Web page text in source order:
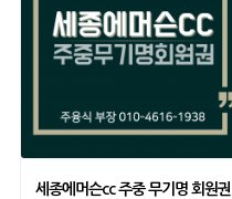
세종에머슨cc 주중 무기명 회원권